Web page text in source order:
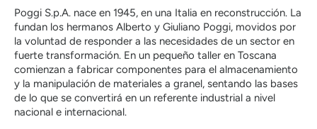
Poggi S.p.A. nace en 1945, en una Italia en reconstrucción. La
fundan los hermanos Alberto y Giuliano Poggi, movidos por
la voluntad de responder a las necesidades de un sector en
fuerte transformación. En un pequeño taller en Toscana
comienzan a fabricar componentes para el almacenamiento
y la manipulación de materiales a granel, sentando las bases
de lo que se convertirá en un referente industrial a nivel
nacional e internacional.